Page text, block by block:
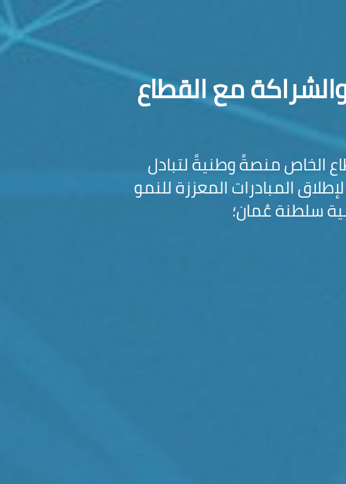
مع القطاع
الخاص منصةً وطنيةً لتبادل
المبادرات المعززة للنمو
سلطنة عُمان؛